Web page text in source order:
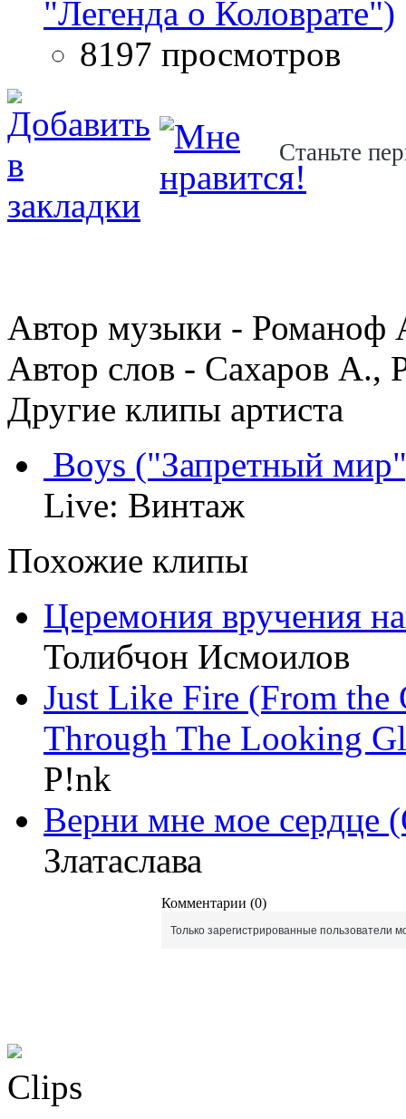
"Легенда о Коловрате")
8197 просмотров
Станьте
Автор музыки - Романоф
Автор слов - Сахаров А.,
Другие клипы артиста
Boys ("Запретный
Live: Винтаж
Похожие клипы
Церемония вручения
Толибчон Исмоилов
Just Like Fire (From
Through The Looking
P!nk
Верни мне мое сердце
Златаслава
Комментарии (0)
Только зарегистрированные пользователи
Clips